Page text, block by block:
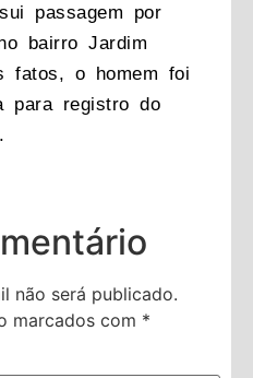
passagem por
bairro Jardim
fatos, o homem foi
para registro do
não será publicado.
marcados com *